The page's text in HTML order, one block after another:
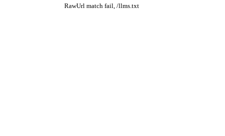
RawUrl match fail, /llms.txt